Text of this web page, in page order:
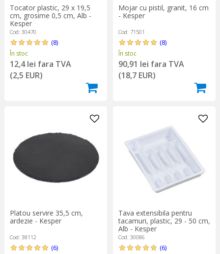
Tocator plastic, 29 x 19,5
cm, grosime 0,5 cm, Alb -
Kesper
Cod: 30470
(8)
În stoc
12,4 lei fara TVA
(2,5 EUR)
Mojar cu pistil, granit, 16 cm
- Kesper
Cod: 71501
(8)
În stoc
90,91 lei fara TVA
(18,7 EUR)
Platou servire 35,5 cm,
ardezie - Kesper
Cod: 38112
(6)
Tava extensibila pentru
tacamuri, plastic, 29 - 50 cm,
Alb - Kesper
Cod: 30086
(6)